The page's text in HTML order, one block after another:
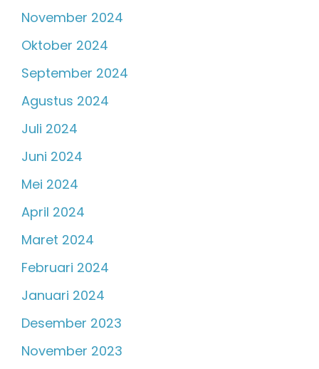
November 2024
Oktober 2024
September 2024
Agustus 2024
Juli 2024
Juni 2024
Mei 2024
April 2024
Maret 2024
Februari 2024
Januari 2024
Desember 2023
November 2023